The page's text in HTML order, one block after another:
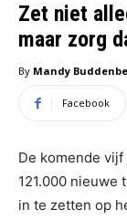
Zet niet
maar zorg
By Mandy
Facebook
De komende
121.000 nieuwe
in te zetten op